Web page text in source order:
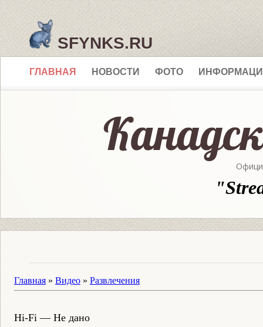
SFYNKS.RU
ГЛАВНАЯ НОВОСТИ ФОТО
Главная » Видео » Развлечения
Hi-Fi — Не дано